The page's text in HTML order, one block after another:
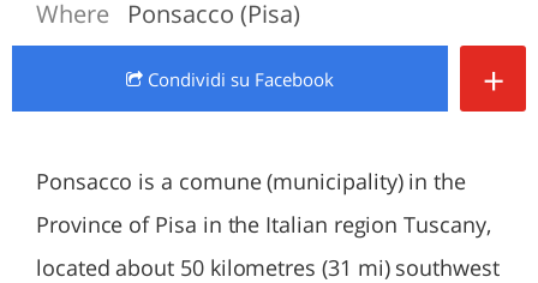
Where Ponsacco (Pisa)
Condividi su Facebook +
Ponsacco is a comune (municipality) in the
Province of Pisa in the Italian region Tuscany,
located about 50 kilometres (31 mi) southwest